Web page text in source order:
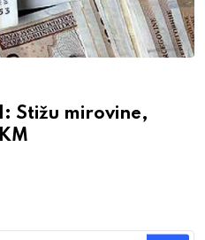
Stižu mirovine,